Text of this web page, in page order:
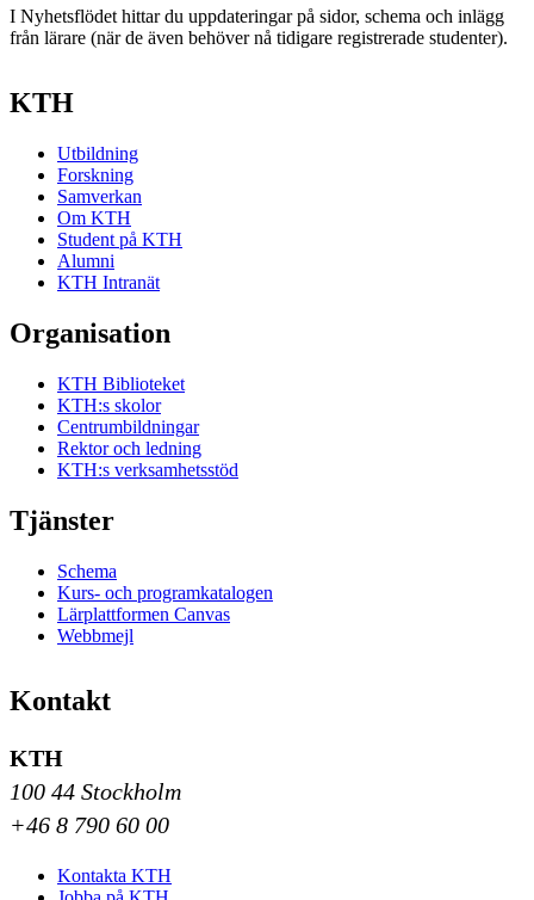
I Nyhetsflödet hittar du uppdateringar på sidor, schema och inlägg
från lärare (när de även behöver nå tidigare registrerade studenter).
KTH
Utbildning
Forskning
Samverkan
Om KTH
Student på KTH
Alumni
KTH Intranät
Organisation
KTH Biblioteket
KTH:s skolor
Centrumbildningar
Rektor och ledning
KTH:s verksamhetsstöd
Tjänster
Schema
Kurs- och programkatalogen
Lärplattformen Canvas
Webbmejl
Kontakt
KTH
100 44 Stockholm
+46 8 790 60 00
Kontakta KTH